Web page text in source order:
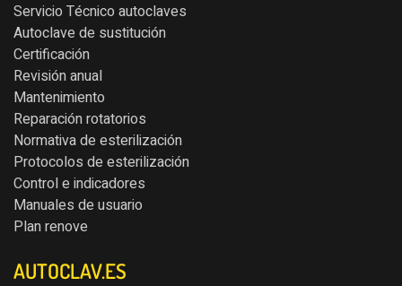
Servicio Técnico autoclaves
Autoclave de sustitución
Certificación
Revisión anual
Mantenimiento
Reparación rotatorios
Normativa de esterilización
Protocolos de esterilización
Control e indicadores
Manuales de usuario
Plan renove
AUTOCLAV.ES